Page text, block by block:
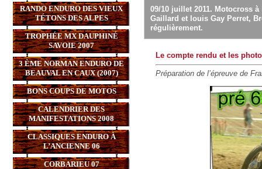
RANDO ENDURO DES VIEUX
TÉTONS DES ALPES
TROPHÉE MX DAUPHINÉ
SAVOIE 2007
3 ÈME NORMAN ENDURO DE
BEAUVAL EN CAUX (2007)
BONS COUPS DE MOTOS
CALENDRIER DES
MANIFESTATIONS 2008
CLASSIQUES ENDURO À
L’ANCIENNE 06
CORBARIEU 07
09/10 juillet 2011. Motocross
Gaillard et louis Gay Perret,
régulièrement.
Le compte rendu et les
Préparation de l’épreuve de